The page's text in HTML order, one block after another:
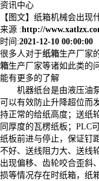
资讯中心
【图文】纸箱机械会出现
来源 :http://
时间:2021-12-10 00:00:00
很多人对于纸箱生产厂家
箱生产厂家等诸如此类的
能有更多的了解
机器纸台是由液压油
可以有效防止升降超位而
持正常的给纸高度；送纸
同厚度的瓦楞纸板；PLC
纸板前进与停止，保证钉
不好、送线阻力大、送线
出现偏移、齿轮咬合歪斜
损等情况存在时纸箱，纸